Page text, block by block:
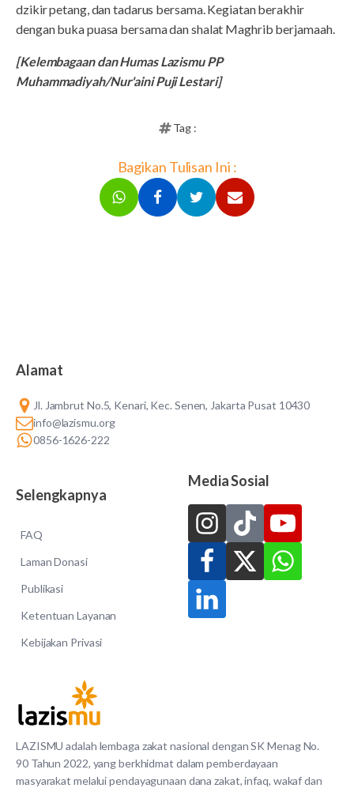
dzikir petang, dan tadarus bersama. Kegiatan berakhir
dengan buka puasa bersama dan shalat Maghrib berjamaah.
[Kelembagaan dan Humas Lazismu PP
Muhammadiyah/Nur'aini Puji Lestari]
Tag :
Bagikan Tulisan Ini :
LAZISMU adalah lembaga zakat nasional dengan SK Menag No.
90 Tahun 2022, yang berkhidmat dalam pemberdayaan
masyarakat melalui pendayagunaan dana zakat, infaq, wakaf dan
Alamat
Jl. Jambrut No.5, Kenari, Kec. Senen, Jakarta Pusat 10430
info@lazismu.org
0856-1626-222
Selengkapnya
FAQ
Laman Donasi
Publikasi
Ketentuan Layanan
Kebijakan Privasi
Media Sosial